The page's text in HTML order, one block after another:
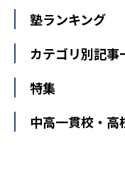
関東
東京都
神奈川県
栃木県
群馬県
新潟県
中部
愛知県
静岡県
東京個別指導学院
明光義塾
個別教室のトライ
武田塾
個別指導
オンライン指導
塾ランキング
中学受験ランキン
カテゴリ別記事
中学受験
大学受験
特集
開成番長直伝！子
中高一貫校・高